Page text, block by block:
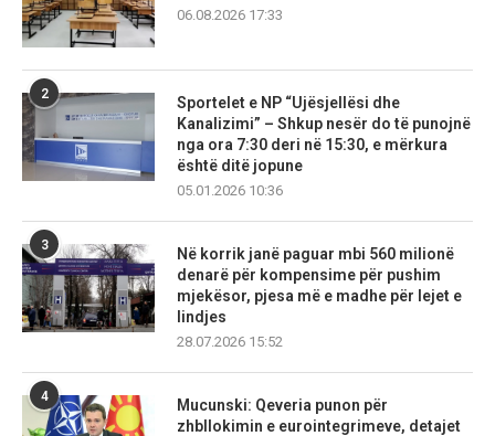
06.08.2026 17:33
2
Sportelet e NP “Ujësjellësi dhe
Kanalizimi” – Shkup nesër do të punojnë
nga ora 7:30 deri në 15:30, e mërkura
është ditë jopune
05.01.2026 10:36
3
Në korrik janë paguar mbi 560 milionë
denarë për kompensime për pushim
mjekësor, pjesa më e madhe për lejet e
lindjes
28.07.2026 15:52
4
Mucunski: Qeveria punon për
zhbllokimin e eurointegrimeve, detajet